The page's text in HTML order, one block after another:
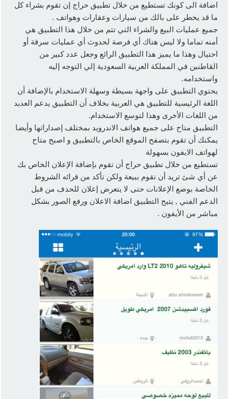
اضافة الى كونك تستطيع من خلال تطبيق حراج إن تقوم بشراء كل
ما قد يخطر على بالك من سيارات وعقارات وهواتف .
جميع عمليات البيع والشراء التي تتم من خلال هذا التطبيق هي
أمنه تماما ولا ليس هناك أي فرصة لحدوث أي عمليات سرقة أو
احتيال وهذا ما يميز هذا التطبيق الرائع وجعل عدد كبير من
القاطنين في المملكة العربية السعودية إلي التوجه إليه
واستخدامه.
يحتوي التطبيق على واجهة بسيطة وسهلة الاستخدام بالإضافة أن
اللغة الرئيسية للتطبيق هي العربية بخلاف أن التطبيق يدعم العديد
من اللغات الأخرى وهذا لتوسع الاستخدام.
التطبيق متاح على جميع هواتف الاندرويد بمختلف إصداراتها وأيضا
يمكنك أن تقوم بتصفح الموقع الخاص بالتطبيق و اصبح متاح
لهواتف الايفون بسهولة
تستطيع من خلال تطبيق حراج أن تقوم بإضافة الإعلان الخاص بك
عن أي شئ تريد أن تقوم ببيعة ولكن تأكد من قرائه الشروط
الخاصة بوضع الإعلانات حتى لا يتعرض إعلان للحذف من قبل
الدعم الفني , يتيح التطبيق اضافة الاعلان ورفع الصور بشكل
مباشر من الأيفون .